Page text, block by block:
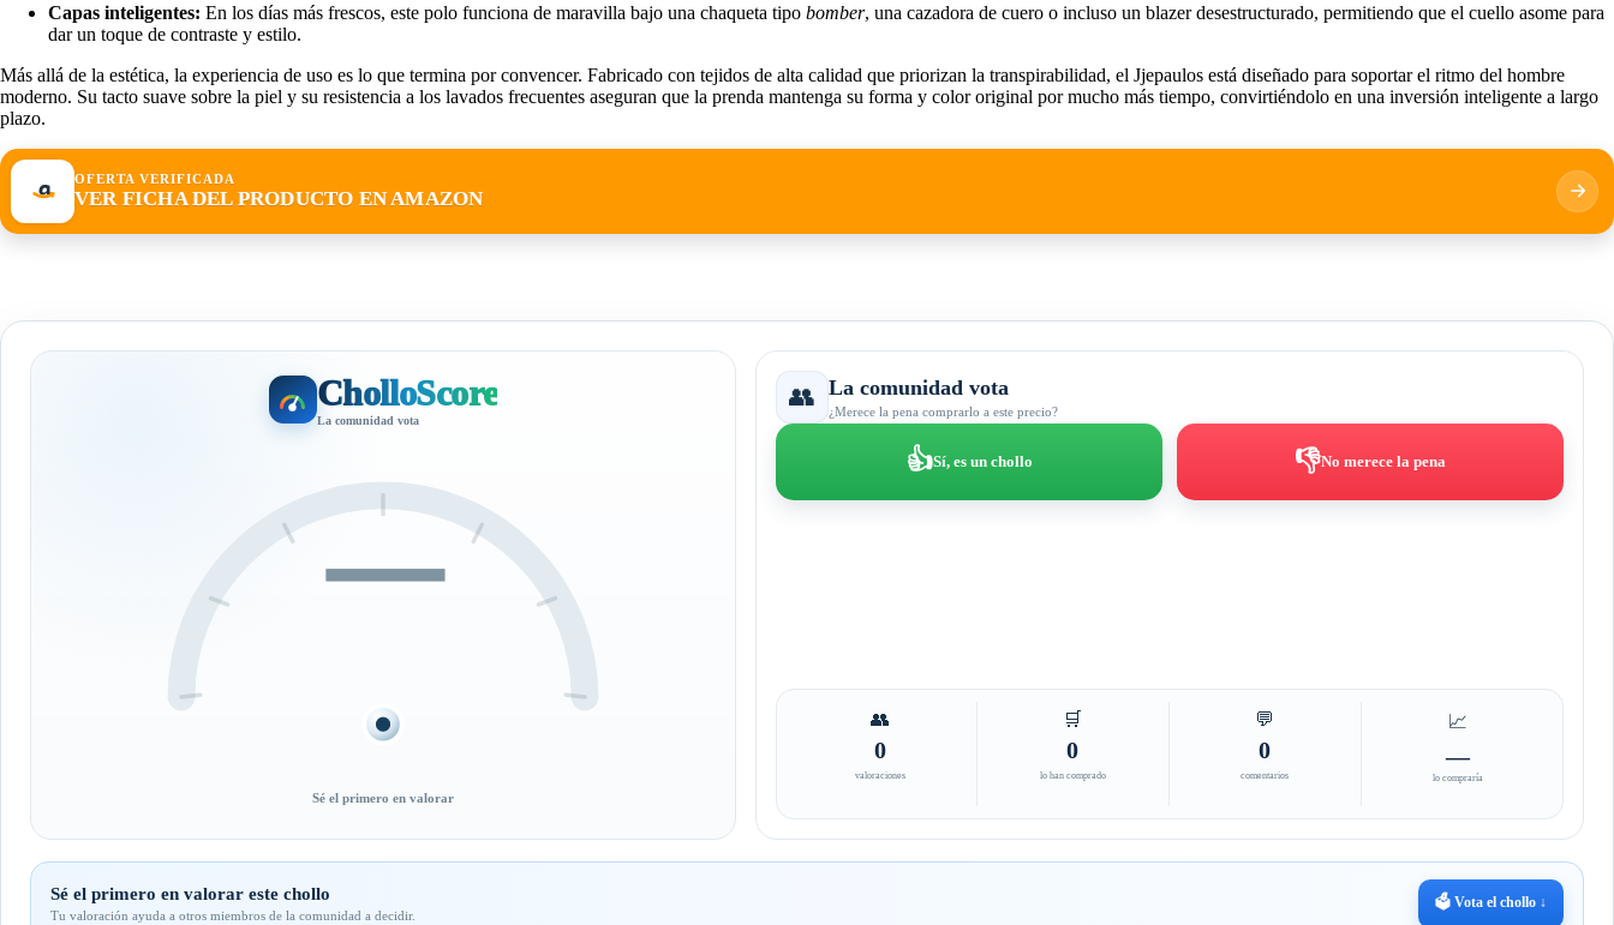
Capas inteligentes: En los días más frescos, este polo funciona de maravilla bajo una chaqueta tipo bomber, una cazadora de cuero o incluso un blazer desestructurado, permitiendo que el cuello asome para
dar un toque de contraste y estilo.
Más allá de la estética, la experiencia de uso es lo que termina por convencer. Fabricado con tejidos de alta calidad que priorizan la transpirabilidad, el Jjepaulos está diseñado para soportar el ritmo del hombre
moderno. Su tacto suave sobre la piel y su resistencia a los lavados frecuentes aseguran que la prenda mantenga su forma y color original por mucho más tiempo, convirtiéndolo en una inversión inteligente a largo
plazo.
OFERTA VERIFICADA
VER FICHA DEL PRODUCTO EN AMAZON
CholloScore
La comunidad vota
—
Sé el primero en valorar
👥 La comunidad vota
¿Merece la pena comprarlo a este precio?
👍Sí, es un chollo 👎No merece la pena
👥
0
valoraciones
🛒
0
lo han comprado
💬
0
comentarios
📈
—
lo compraría
Sé el primero en valorar este chollo
Tu valoración ayuda a otros miembros de la comunidad a decidir.
🗳️ Vota el chollo ↓